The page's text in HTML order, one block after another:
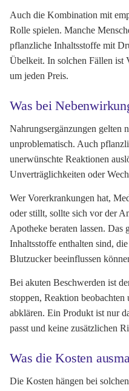
Auch die Kombination mit
Rolle spielen. Manche
pflanzliche Inhaltsstoffe mit
Übelkeit. In solchen Fällen ist
um jeden Preis.
Was bei
Nahrungsergänzungen gelten
unproblematisch. Auch
unerwünschte Reaktionen
Unverträglichkeiten oder
Wer Vorerkrankungen hat,
oder stillt, sollte sich vor der
Apotheke beraten lassen. Das
Inhaltsstoffe enthalten sind,
Blutzucker beeinflussen
Bei akuten Beschwerden ist
stoppen, Reaktion
abklären. Ein Produkt ist nur
passt und keine zusätzlichen
Was die Kosten
Die Kosten hängen bei